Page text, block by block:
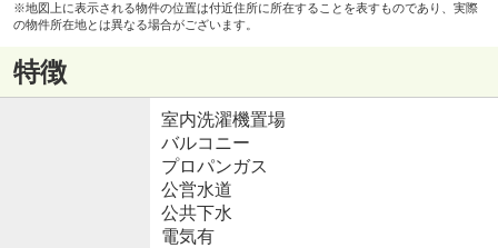
※地図上に表示される物件の位置は付近住所に所在することを表すものであり、実際
の物件所在地とは異なる場合がございます。
特徴
室内洗濯機置場
バルコニー
プロパンガス
公営水道
公共下水
電気有